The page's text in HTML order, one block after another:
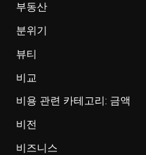
부동산
분위기
뷰티
비교
비용 관련 카테고리: 금액
비전
비즈니스